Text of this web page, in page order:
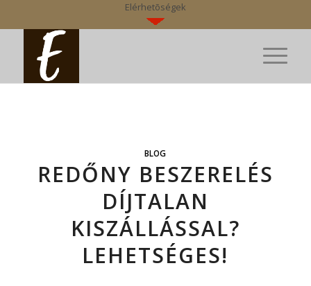
Elérhetõségek
BLOG
REDŐNY BESZERELÉS
DÍJTALAN
KISZÁLLÁSSAL?
LEHETSÉGES!